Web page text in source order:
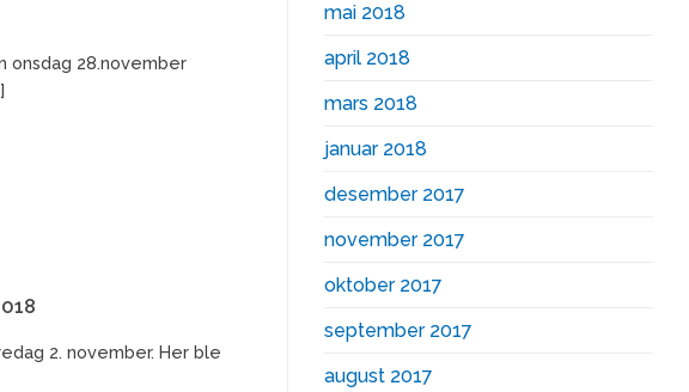
onsdag 28.november
2. november. Her ble
mai 2018
april 2018
mars 2018
januar 2018
desember 2017
november 2017
oktober 2017
september 2017
august 2017